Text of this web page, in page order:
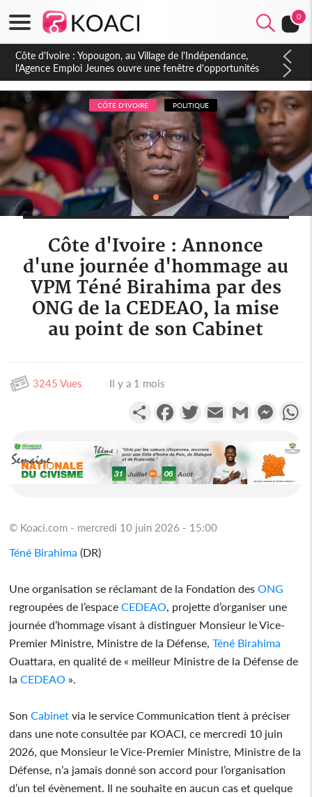
0
Côte d'Ivoire : CHU de Treichville, après la fronde, les agents
contractuels obtiennent un accord avec la direction sur les
arriérés du SMIG 2023
CÔTE D'IVOIRE POLITIQUE
Côte d'Ivoire : Annonce
d'une journée d'hommage au
VPM Téné Birahima par des
ONG de la CEDEAO, la mise
au point de son Cabinet
3245 Vues Il y a 1 mois
PartagerFacebookTwitterEmail Gmail
© Koaci.com - mercredi 10 juin 2026 - 15:00
Téné Birahima (DR)
Une organisation se réclamant de la Fondation desONG
regroupées de l’espaceCEDEAO, projette d’organiser une
journée d’hommage visant à distinguer Monsieur le Vice-
Premier Ministre, Ministre de la Défense,Téné Birahima
Ouattara, en qualité de « meilleur Ministre de la Défense de
laCEDEAO ».
SonCabinet via le service Communication tient à préciser
dans une note consultée par KOACI, ce mercredi 10 juin
2026, que Monsieur le Vice-Premier Ministre, Ministre de la
Défense, n’a jamais donné son accord pour l’organisation
d’un tel évènement. Il ne souhaite en aucun cas et quelque